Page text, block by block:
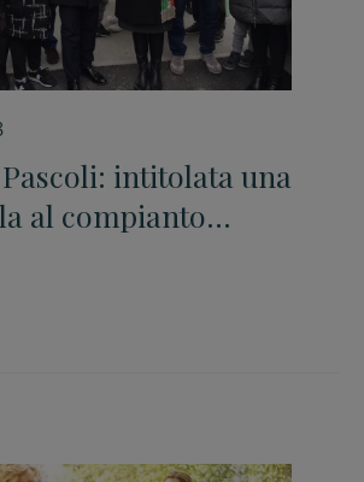
intitolata una
al compianto
e maestro Gianfranco